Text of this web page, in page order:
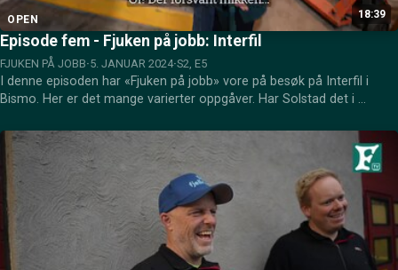
18:39
OPEN
Episode fem - Fjuken på jobb: Interfil
FJUKEN PÅ JOBB 5. JANUAR 2024 S2, E5
I denne episoden har «Fjuken på jobb» vore på besøk på Interfil i
Bismo. Her er det mange varierter oppgåver. Har Solstad det i